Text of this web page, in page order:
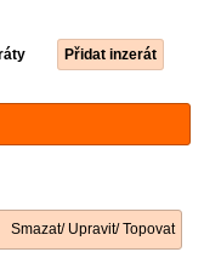
Přidat inzerát
Smazat/ Upravit/ Topovat